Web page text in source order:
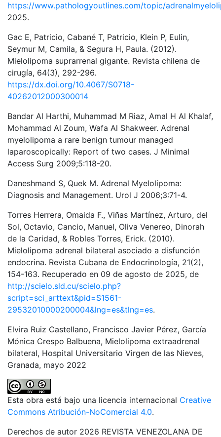
https://www.pathologyoutlines.com/topic/
2025.
Gac E, Patricio, Cabané T, Patricio, Klein P, Eulin,
Seymur M, Camila, & Segura H, Paula. (2012).
Mielolipoma suprarrenal gigante. Revista chilena de
cirugía, 64(3), 292-296.
https://dx.doi.org/10.4067/S0718-
40262012000300014
Bandar Al Harthi, Muhammad M Riaz, Amal H Al Khalaf,
Mohammad Al Zoum, Wafa Al Shakweer. Adrenal
myelolipoma a rare benign tumour managed
laparoscopically: Report of two cases. J Minimal
Access Surg 2009;5:118-20.
Daneshmand S, Quek M. Adrenal Myelolipoma:
Diagnosis and Management. Urol J 2006;3:71-4.
Torres Herrera, Omaida F., Viñas Martínez, Arturo, del
Sol, Octavio, Cancio, Manuel, Oliva Venereo, Dinorah
de la Caridad, & Robles Torres, Erick. (2010).
Mielolipoma adrenal bilateral asociado a disfunción
endocrina. Revista Cubana de Endocrinología, 21(2),
154-163. Recuperado en 09 de agosto de 2025, de
http://scielo.sld.cu/scielo.php?
script=sci_arttext&pid=S1561-
29532010000200004&lng=es&tlng=es.
Elvira Ruiz Castellano, Francisco Javier Pérez, García
Mónica Crespo Balbuena, Mielolipoma extraadrenal
bilateral, Hospital Universitario Virgen de las Nieves,
Granada, mayo 2022
Esta obra está bajo una licencia internacional Creative
Commons Atribución-NoComercial 4.0.
Derechos de autor 2026 REVISTA VENEZOLANA DE